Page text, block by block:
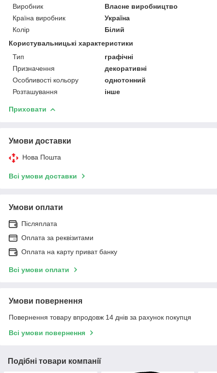
Виробник
Власне виробництво
Країна виробник
Україна
Колір
Білий
Користувальницькі характеристики
Тип
графічні
Призначення
декоративні
Особливості кольору
однотонний
Розташування
інше
Приховати
Умови доставки
Нова Пошта
Всі умови доставки
Умови оплати
Післяплата
Оплата за реквізитами
Оплата на карту приват банку
Всі умови оплати
Умови повернення
Повернення товару впродовж 14 днів за рахунок покупця
Всі умови повернення
Подібні товари компанії